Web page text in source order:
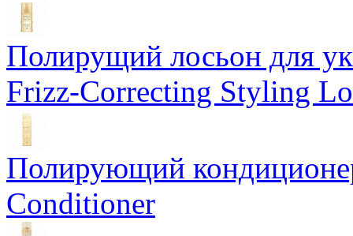
Полирущий лосьон для
Frizz-Correcting Styling
Полирующий
Conditioner